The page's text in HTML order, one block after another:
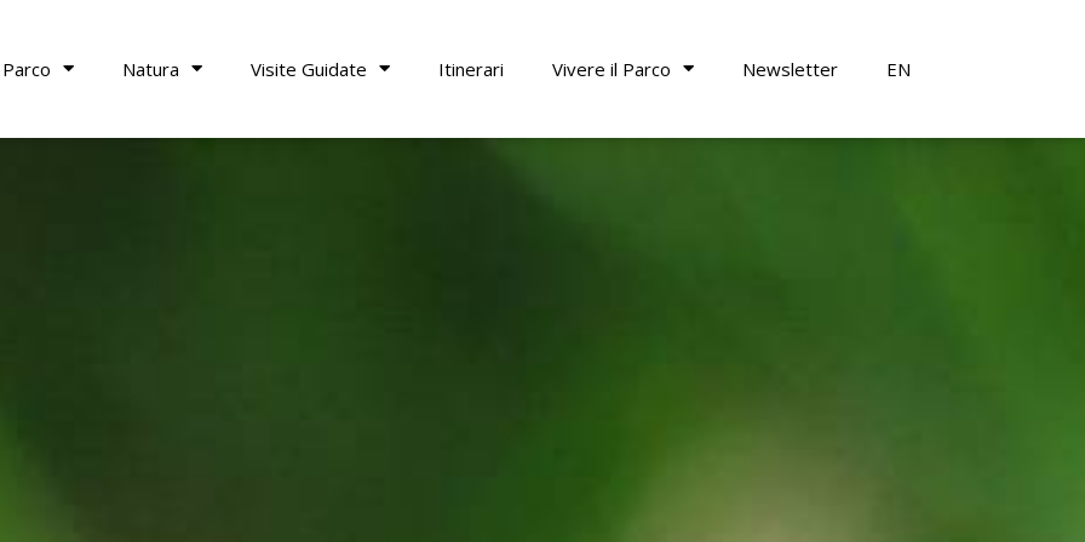
Natura Visite Guidate Itinerari Vivere il Parco Newsletter EN